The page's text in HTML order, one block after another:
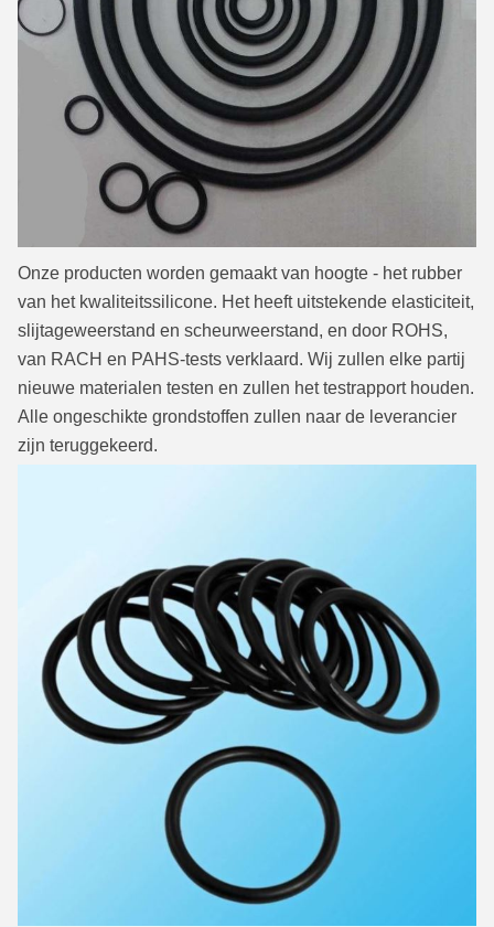
Onze producten worden gemaakt van hoogte - het rubber
van het kwaliteitssilicone. Het heeft uitstekende elasticiteit,
slijtageweerstand en scheurweerstand, en door ROHS,
van RACH en PAHS-tests verklaard. Wij zullen elke partij
nieuwe materialen testen en zullen het testrapport houden.
Alle ongeschikte grondstoffen zullen naar de leverancier
zijn teruggekeerd.